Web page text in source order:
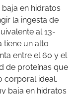
en hidratos
la ingesta de
al 13-
tiene un alto
entre el 60 y el
de proteínas que
corporal ideal.
baja en hidratos